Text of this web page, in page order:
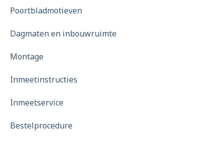
Poortbladmotieven
Dagmaten en inbouwruimte
Montage
Inmeetinstructies
Inmeetservice
Bestelprocedure